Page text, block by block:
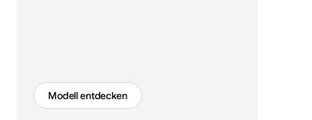
Modell entdecken